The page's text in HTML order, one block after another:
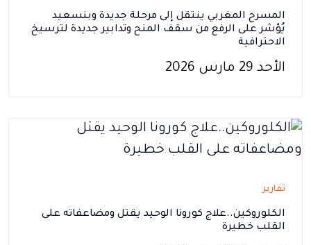
المسرح المغربي ينتقل إلى مرحلة جديدة وبنسعيد
يُؤشر على الرفع من سقف المنح وتدابير جديدة لترسيخ
الاحترافية
الأحد 29 مارس 2026
تقارير
الكلوروكين..علاج كورونا الوحيد يقتل ومضاعفاته على
القلب خطيرة